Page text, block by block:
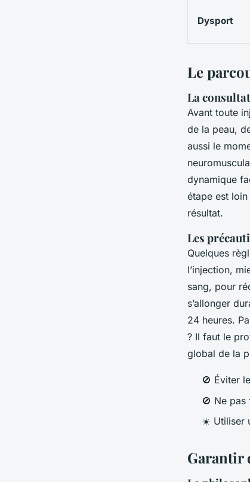
Dysport
Le
La
Avant toute
de la peau,
aussi le
dynamique
étape est
résultat.
Les
Quelques
l’injection,
sang, pour
s’allonger
24 heures.
? Il faut le
global de la
🚫 Éviter
🚫 Ne
☀️ Utiliser
Garantir